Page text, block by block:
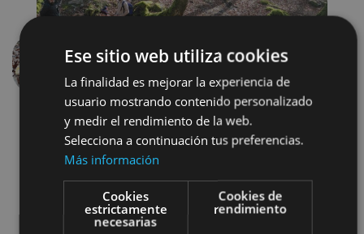
Gastronomía
Ese sitio web utiliza cookies
La finalidad es mejorar la experiencia de
usuario mostrando contenido personalizado
y medir el rendimiento de la web.
Selecciona a continuación tus preferencias.
Más información
Cookies
estrictamente
necesarias
Cookies de
rendimiento